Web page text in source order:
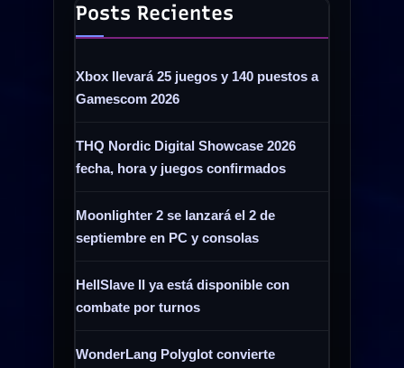
Posts Recientes
Xbox llevará 25 juegos y 140 puestos a
Gamescom 2026
THQ Nordic Digital Showcase 2026
fecha, hora y juegos confirmados
Moonlighter 2 se lanzará el 2 de
septiembre en PC y consolas
HellSlave II ya está disponible con
combate por turnos
WonderLang Polyglot convierte